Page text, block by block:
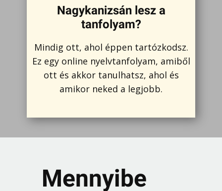
Nagykanizsán lesz a
tanfolyam?
Mindig ott, ahol éppen tartózkodsz.
Ez egy online nyelvtanfolyam, amiből
ott és akkor tanulhatsz, ahol és
amikor neked a legjobb.
Mennyibe